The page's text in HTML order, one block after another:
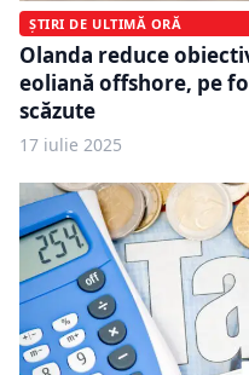
ȘTIRI DE ULTIMĂ ORĂ
Olanda reduce
eoliană offshore, pe
scăzute
17 iulie 2025